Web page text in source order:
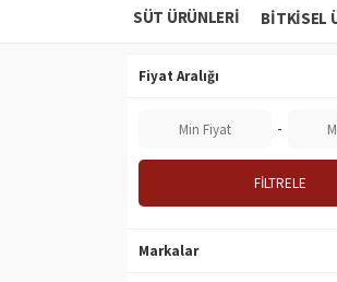
SÜT ÜRÜNLERİ BITKISEL
Fiyat Aralığı
-
FILTRELE
Markalar